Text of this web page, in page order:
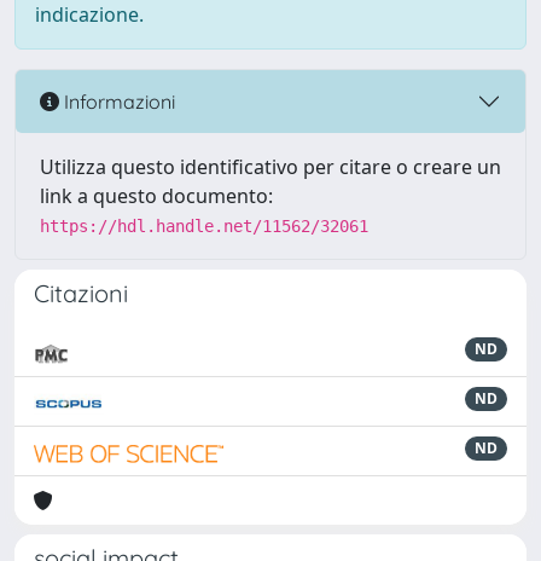
indicazione.
Informazioni
Utilizza questo identificativo per citare o creare un
link a questo documento:
https://hdl.handle.net/11562/32061
Citazioni
ND
ND
ND